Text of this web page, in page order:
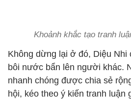
Khoảnh khắc tạo tranh
Không dừng lại ở đó, Diệu Nhi
bôi nước bẩn lên người khác.
nhanh chóng được chia sẻ
hội, kéo theo ý kiến tranh luận